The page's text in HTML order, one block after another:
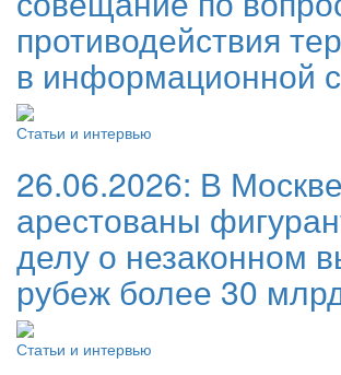
противодействия
в информационной
Статьи и интервью
26.06.2026: В Москве
арестованы
делу о незаконном
рубеж более 30
Статьи и интервью